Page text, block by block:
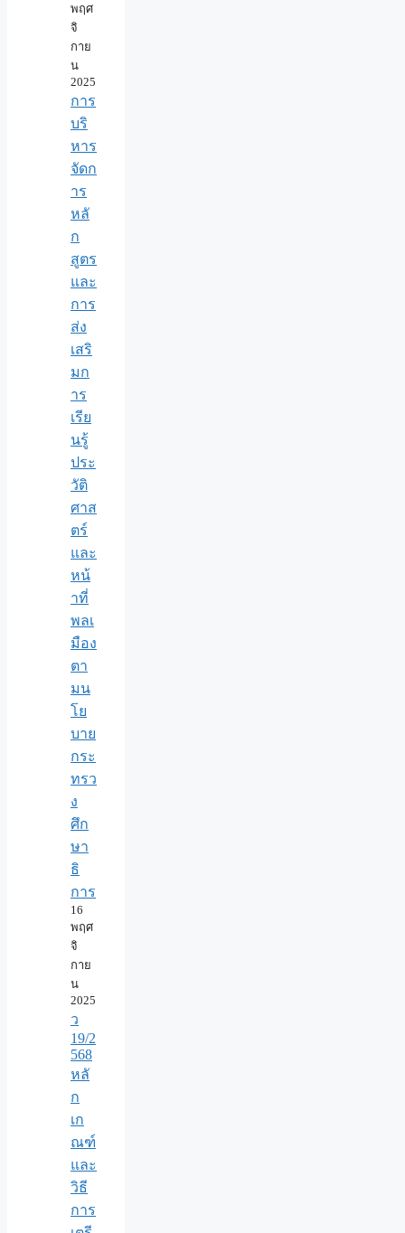
พฤศ
จิ
กาย
น
2025
การ
บริ
หาร
จัดก
าร
หลั
ก
สูตร
และ
การ
ส่ง
เสริ
มก
าร
เรีย
นรู้
ประ
วัติ
ศาส
ตร์
และ
หน้
าที่
พลเ
มือง
ตา
มน
โย
บาย
กระ
ทรว
ง
ศึก
ษา
ธิ
การ
16
พฤศ
จิ
กาย
น
2025
ว
19/2
568
หลั
ก
เก
ณฑ์
และ
วิธี
การ